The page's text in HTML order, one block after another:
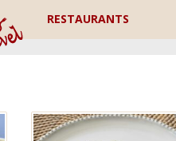
RESTAURANTS